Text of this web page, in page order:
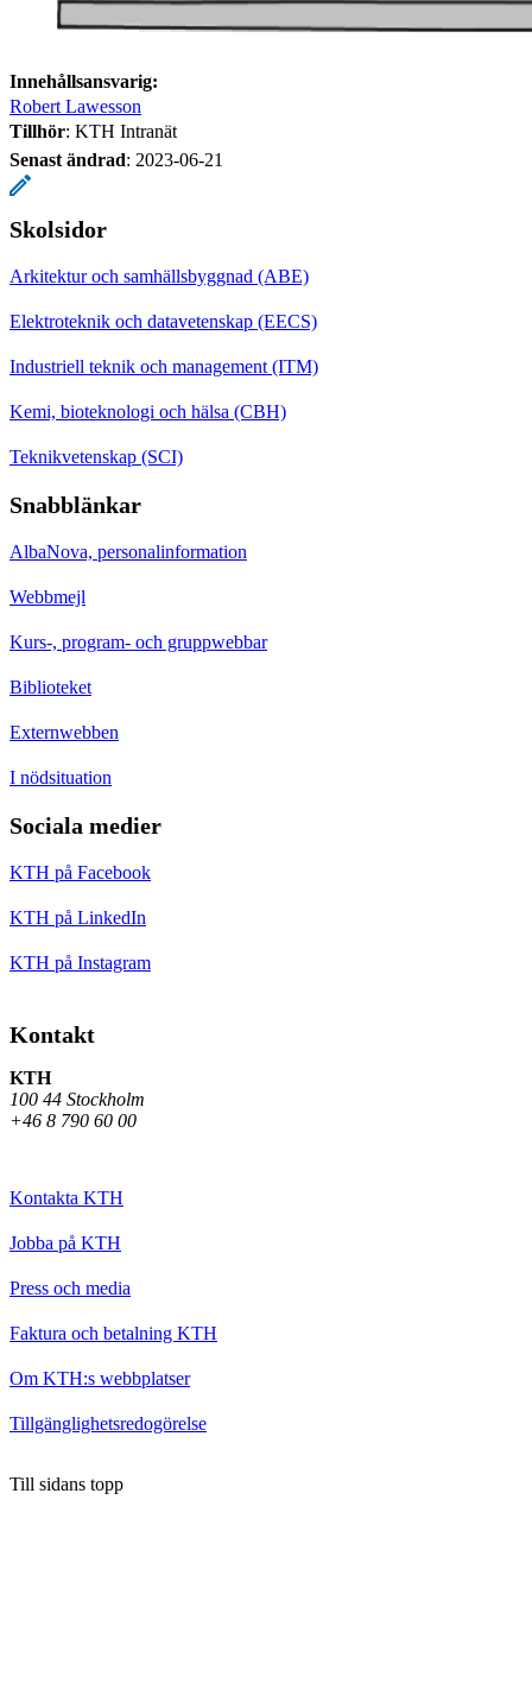
Innehållsansvarig:
Robert Lawesson
Tillhör: KTH Intranät
Senast ändrad: 2023-06-21
Skolsidor
Arkitektur och samhällsbyggnad (ABE)
Elektroteknik och datavetenskap (EECS)
Industriell teknik och management (ITM)
Kemi, bioteknologi och hälsa (CBH)
Teknikvetenskap (SCI)
Snabblänkar
AlbaNova, personalinformation
Webbmejl
Kurs-, program- och gruppwebbar
Biblioteket
Externwebben
I nödsituation
Sociala medier
KTH på Facebook
KTH på LinkedIn
KTH på Instagram
Kontakt
KTH
100 44 Stockholm
+46 8 790 60 00
Kontakta KTH
Jobba på KTH
Press och media
Faktura och betalning KTH
Om KTH:s webbplatser
Tillgänglighetsredogörelse
Till sidans topp